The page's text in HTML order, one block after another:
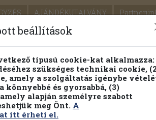
AJÁNDÉKUTALVÁNY
SEGÍTSÉG
FENNTARTHATÓ
kereső Témaköri fa
beállítások
típusú cookie-kat alkalmazza:
szükséges technikai cookie,
amely a szolgáltatás igénybe
könnyebbé és gyorsabbá, (3)
alapján személyre szabott
meg Önt. A
itt érheti el.